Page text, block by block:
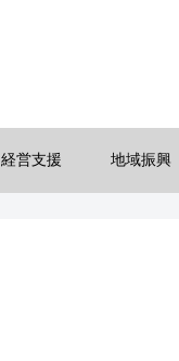
経営支援 地域振興